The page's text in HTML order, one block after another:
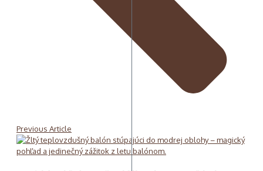
Previous Article